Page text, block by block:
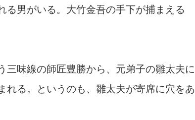
る男がいる。大竹金吾の手下が捕まえる
三味線の師匠豊勝から、元弟子の雛太夫に
れる。というのも、雛太夫が寄席に穴をあ